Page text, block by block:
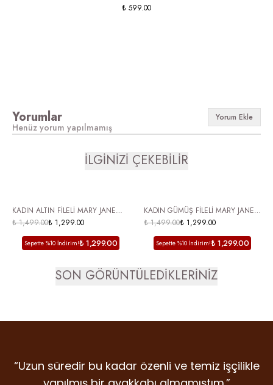
₺ 599.00
Yorumlar Yorum Ekle
Henüz yorum yapılmamış
İLGİNİZİ ÇEKEBİLİR
ÜCRETSİZ KARGO
KADIN ALTIN FİLELİ MARY JANE
BABET TOKALI YUVARLAK BURUN
YAZLIK GÜNLÜK AYAKKABI
VALENCİA
₺ 1,499.00₺ 1,299.00
Sepette %10 İndirim!₺ 1,299.00
ÜCRETSİZ KARGO
KADIN GÜMÜŞ FİLELİ MARY JANE
BABET TOKALI YUVARLAK BURUN
YAZLIK GÜNLÜK AYAKKABI
VALENCİA
₺ 1,499.00₺ 1,299.00
Sepette %10 İndirim!₺ 1,299.00
SON GÖRÜNTÜLEDİKLERİNİZ
“Uzun süredir bu kadar özenli ve temiz işçilikle
“Detaylara verilen emek, malzeme kalitesi ve
“İlk giydiğim anda farkını hissettiren nadir